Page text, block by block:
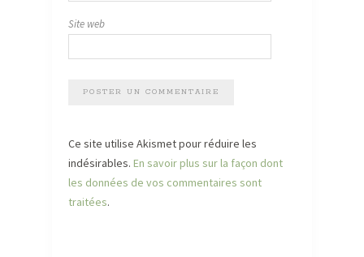
Site web
Ce site utilise Akismet pour réduire les
indésirables. En savoir plus sur la façon dont
les données de vos commentaires sont
traitées.